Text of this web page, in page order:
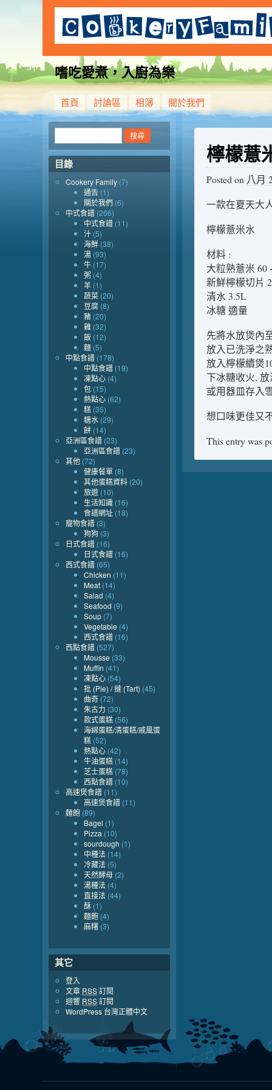
嗜吃愛煮，入廚為樂
首頁 討論區 相簿 關於我們
檸檬薏
Posted on 八月
一款在夏天大
檸檬薏米水
材料 :
大粒熟薏米 60
新鮮檸檬切片
清水 3.5L
冰糖 適量
先將水放煲內
放入已洗淨之
放入檸檬續煲
下冰糖收火,
或用器皿存入
想口味更佳又
This entry was
目錄
Cookery Family (7)
通告 (1)
關於我們 (6)
中式食譜 (266)
中式食譜 (11)
汁 (5)
海鮮 (38)
湯 (93)
牛 (17)
粥 (4)
羊 (1)
蔬菜 (20)
豆腐 (8)
豬 (20)
雞 (32)
飯 (12)
麵 (5)
中點食譜 (178)
中點食譜 (19)
凍點心 (4)
包 (15)
熱點心 (62)
糕 (35)
糖水 (29)
餅 (14)
亞洲區食譜 (23)
亞洲區食譜 (23)
其他 (72)
健康餐單 (8)
其他蛋糕資料 (20)
旅遊 (10)
生活知識 (16)
食譜網址 (18)
寵物食譜 (3)
狗狗 (3)
日式食譜 (16)
日式食譜 (16)
西式食譜 (65)
Chicken (11)
Meat (14)
Salad (4)
Seafood (9)
Soup (7)
Vegetable (4)
西式食譜 (16)
西點食譜 (527)
Mousse (33)
Muffin (41)
凍點心 (54)
批 (Pie) / 撻 (Tart) (45)
曲奇 (72)
朱古力 (30)
款式蛋糕 (56)
海綿蛋糕/清蛋糕/戚風蛋
糕 (52)
熱點心 (42)
牛油蛋糕 (14)
芝士蛋糕 (78)
西點食譜 (10)
高速煲食譜 (11)
高速煲食譜 (11)
麵飽 (89)
Bagel (1)
Pizza (10)
sourdough (1)
中種法 (14)
冷藏法 (5)
天然酵母 (2)
湯種法 (4)
直接法 (44)
酥 (1)
麵飽 (4)
麻糬 (3)
其它
登入
文章 RSS訂閱
迴響 RSS訂閱
WordPress 台灣正體中文